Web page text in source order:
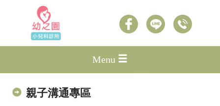
Menu
親子溝通專區